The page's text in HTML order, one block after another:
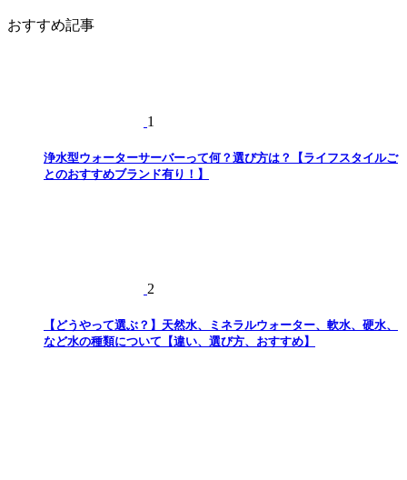
おすすめ記事
1
浄水型ウォーターサーバーって何？選び方は？【ライフスタイルご
とのおすすめブランド有り！】
2
【どうやって選ぶ？】天然水、ミネラルウォーター、軟水、硬水、
など水の種類について【違い、選び方、おすすめ】